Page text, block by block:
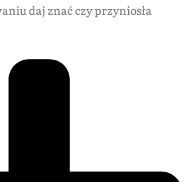
daj znać czy przyniosła